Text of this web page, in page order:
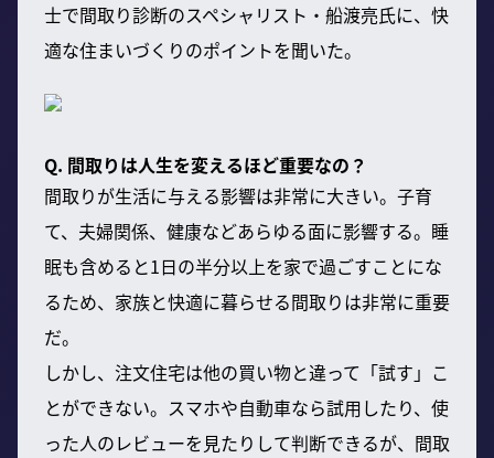
士で間取り診断のスペシャリスト・船渡亮氏に、快
適な住まいづくりのポイントを聞いた。
Q. 間取りは人生を変えるほど重要なの？
間取りが生活に与える影響は非常に大きい。子育
て、夫婦関係、健康などあらゆる面に影響する。睡
眠も含めると1日の半分以上を家で過ごすことにな
るため、家族と快適に暮らせる間取りは非常に重要
だ。
しかし、注文住宅は他の買い物と違って「試す」こ
とができない。スマホや自動車なら試用したり、使
った人のレビューを見たりして判断できるが、間取